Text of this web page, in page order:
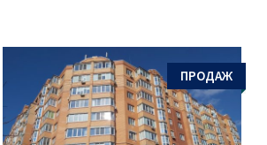
ПРОДАЖ